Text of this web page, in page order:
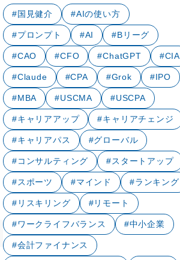
#国見健介 #AIの使い方
#プロンプト #AI #Bリーグ
#CAO #CFO #ChatGPT #CIA
#Claude #CPA #Grok #IPO
#MBA #USCMA #USCPA
#キャリアアップ #キャリアチェンジ
#キャリアパス #グローバル
#コンサルティング #スタートアップ
#スポーツ #マインド #ランキング
#リスキリング #リモート
#ワークライフバランス #中小企業
#会計ファイナンス